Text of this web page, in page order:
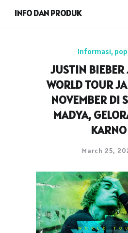
INFO DAN PRODUK
Informasi,
JUSTIN BIEBER
WORLD TOUR
NOVEMBER DI
MADYA,
KARNO
March 25,